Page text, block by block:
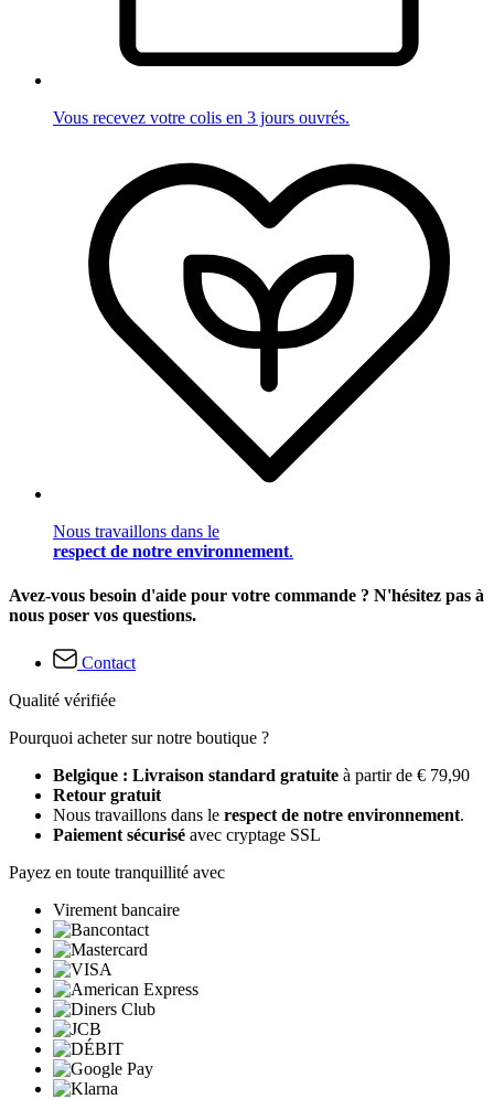
Vous recevez votre colis en 3 jours ouvrés.
Nous travaillons dans le
respect de notre environnement.
Avez-vous besoin d'aide pour votre commande ? N'hésitez pas à
nous poser vos questions.
Contact
Qualité vérifiée
Pourquoi acheter sur notre boutique ?
Belgique : Livraison standard gratuite à partir de € 79,90
Retour gratuit
Nous travaillons dans le respect de notre environnement.
Paiement sécurisé avec cryptage SSL
Payez en toute tranquillité avec
Virement bancaire